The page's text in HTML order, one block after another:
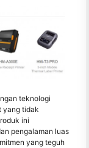
teknologi
yang tidak
ini
pengalaman luas
yang teguh